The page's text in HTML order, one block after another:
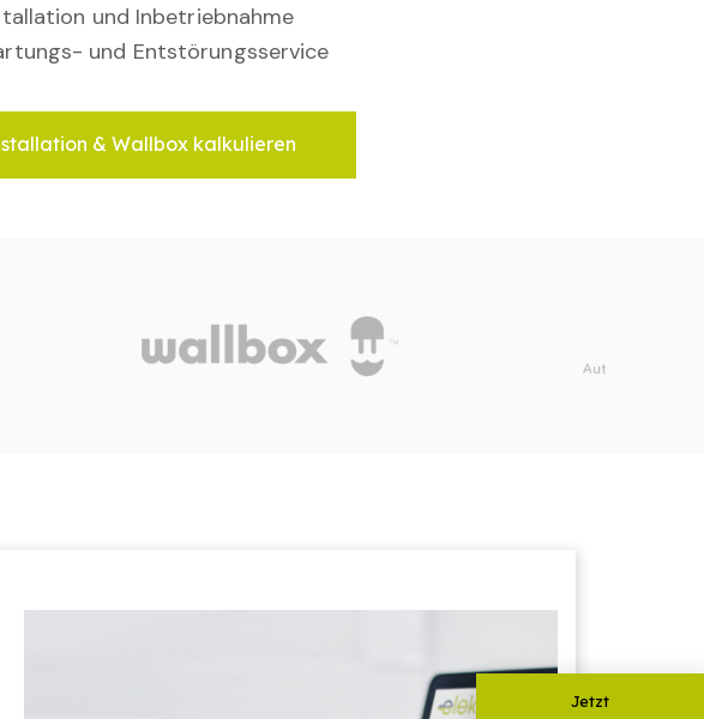
und Inbetriebnahme
und Entstörungsservice
& Wallbox kalkulieren
Jetzt